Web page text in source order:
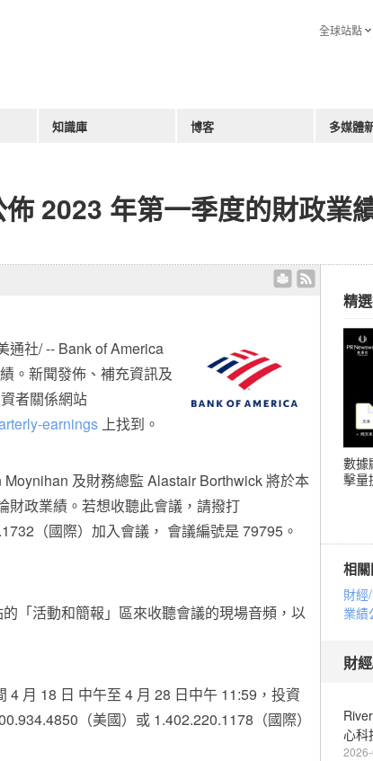
2023 年第一季度的財政業
通社/ -- Bank of America
。新聞發佈、補充資訊及
者關係網站
earnings上找到。
及財務總監 Alastair Borthwick 將於本
財政業績。若想收聽此會議，請撥打
（國際）加入會議， 會議編號是 79795。
「活動和簡報」區來收聽會議的現場音頻，以
4 月 18 日 中午至 4 月 28 日中午 11:59，投資
（美國）或 1.402.220.1178（國際）
精
數據
擊量
相
財經
業績
財
心科
全球站點
知識庫 博客 多媒體